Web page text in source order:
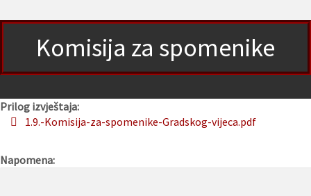
Komisija za spomenike
Prilog izvještaja:
1.9.-Komisija-za-spomenike-Gradskog-vijeca.pdf
Napomena: